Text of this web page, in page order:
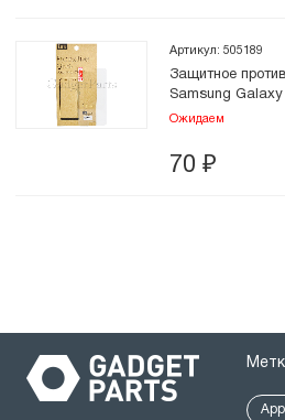
Артикул: 505189
Защитное
Samsung
Ожидаем
70 ₽